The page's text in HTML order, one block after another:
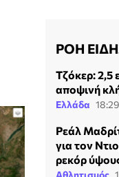
ΡΟΗ
Τζόκερ: 2,5
αποψινή
Ελλάδα 18:29
Ρεάλ
για τον
ρεκόρ
Αθλητισμός